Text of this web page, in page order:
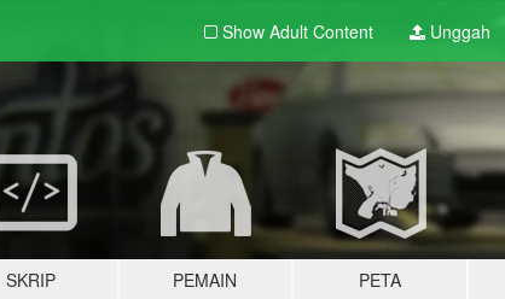
Show Adult Content Unggah
SKRIP PEMAIN PETA